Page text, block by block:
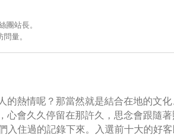
站長。
量。
熱情呢？那當然就是結合在地的文化
心會久久停留在那許久，思念會跟隨著
入住過的記錄下來。入選前十大的好客